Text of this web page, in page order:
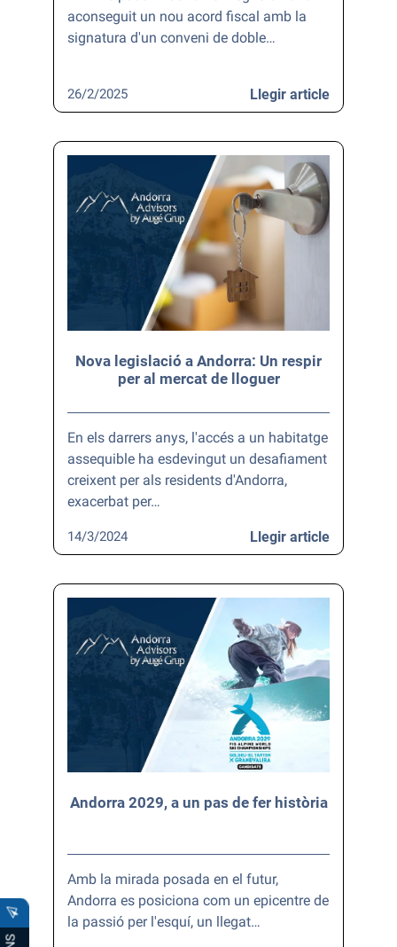
aconseguit un nou acord fiscal amb la
signatura d'un conveni de doble…
Llegir article
26/2/2025
Nova legislació a Andorra: Un respir
per al mercat de lloguer
En els darrers anys, l'accés a un habitatge
assequible ha esdevingut un desafiament
creixent per als residents d'Andorra,
exacerbat per…
Llegir article
14/3/2024
Andorra 2029, a un pas de fer història
Amb la mirada posada en el futur,
Andorra es posiciona com un epicentre de
la passió per l'esquí, un llegat…